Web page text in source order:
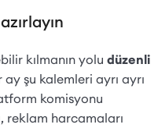
kılmanın yolu düzenli
şu kalemleri ayrı ayrı
komisyonu
reklam harcamaları